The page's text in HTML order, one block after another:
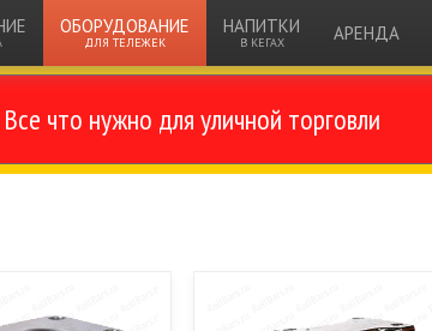
ОБОРУДОВАНИЕ
ДЛЯ ТЕЛЕЖЕК
НАПИТКИ
В КЕГАХ АРЕНДА
Все что нужно для уличной торговли